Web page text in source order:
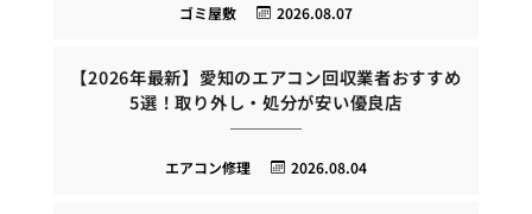
2026.08.07
ゴミ屋敷
【2026年最新】愛知のエアコン回収業者おすすめ
5選！取り外し・処分が安い優良店
2026.08.04
エアコン修理